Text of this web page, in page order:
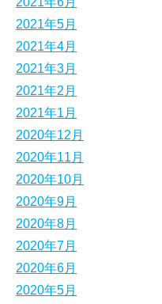
2021年5月
2021年4月
2021年3月
2021年2月
2021年1月
2020年12月
2020年11月
2020年10月
2020年9月
2020年8月
2020年7月
2020年6月
2020年5月